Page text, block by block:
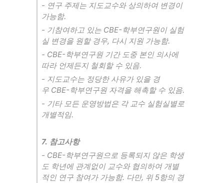
- 연구 주제는 지도교수와 상의하여 변경이
가능함.
- 기참여하고 있는 CBE- 학부연구원이 실험
실 변경을 원할 경우, 다시 지원 가능함.
- CBE- 학부연구원 기간 도중 본인 의사에
따라 언제든지 철회할 수 있음.
- 지도교수는 정당한 사유가 있을 경
우 CBE- 학부연구원 자격을 해촉할 수 있음.
- 기타 모든 운영방법은 각 교수 실험실별로
개별적임.
7. 참고사항
- CBE- 학부연구원으로 등록되지 않은 학생
도 학년에 관계없이 교수와 협의하여 개별
적인 연구 참여가 가능함. 다만, 위5항의 경